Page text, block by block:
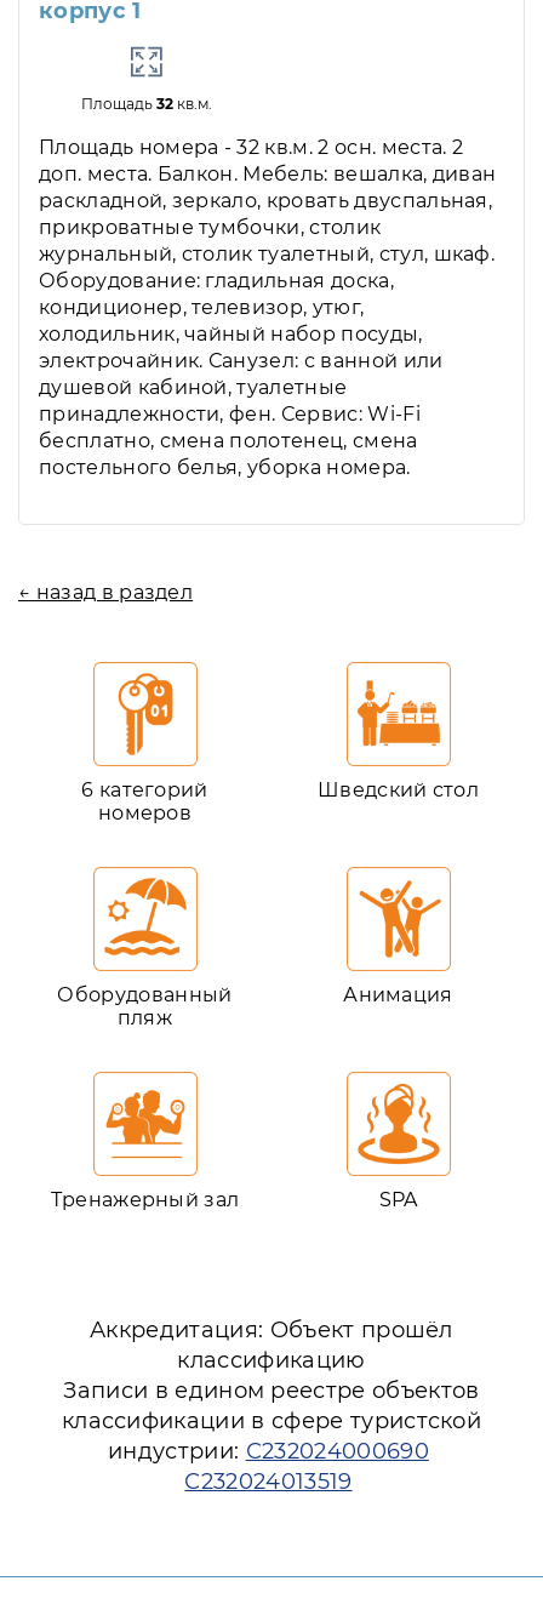
корпус 1
Площадь 32кв.м.
Площадь номера - 32 кв.м. 2 осн. места. 2
доп. места. Балкон. Мебель: вешалка, диван
раскладной, зеркало, кровать двуспальная,
прикроватные тумбочки, столик
журнальный, столик туалетный, стул, шкаф.
Оборудование: гладильная доска,
кондиционер, телевизор, утюг,
холодильник, чайный набор посуды,
электрочайник. Санузел: с ванной или
душевой кабиной, туалетные
принадлежности, фен. Сервис: Wi-Fi
бесплатно, смена полотенец, смена
постельного белья, уборка номера.
← назад в раздел
6 категорий
номеров
Шведский стол
Оборудованный
пляж
Анимация
Тренажерный зал SPA
Аккредитация: Объект прошёл
классификацию
Записи в едином реестре объектов
классификации в сфере туристской
индустрии: С232024000690
С232024013519